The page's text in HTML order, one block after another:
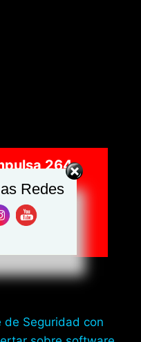
264
con
Redes